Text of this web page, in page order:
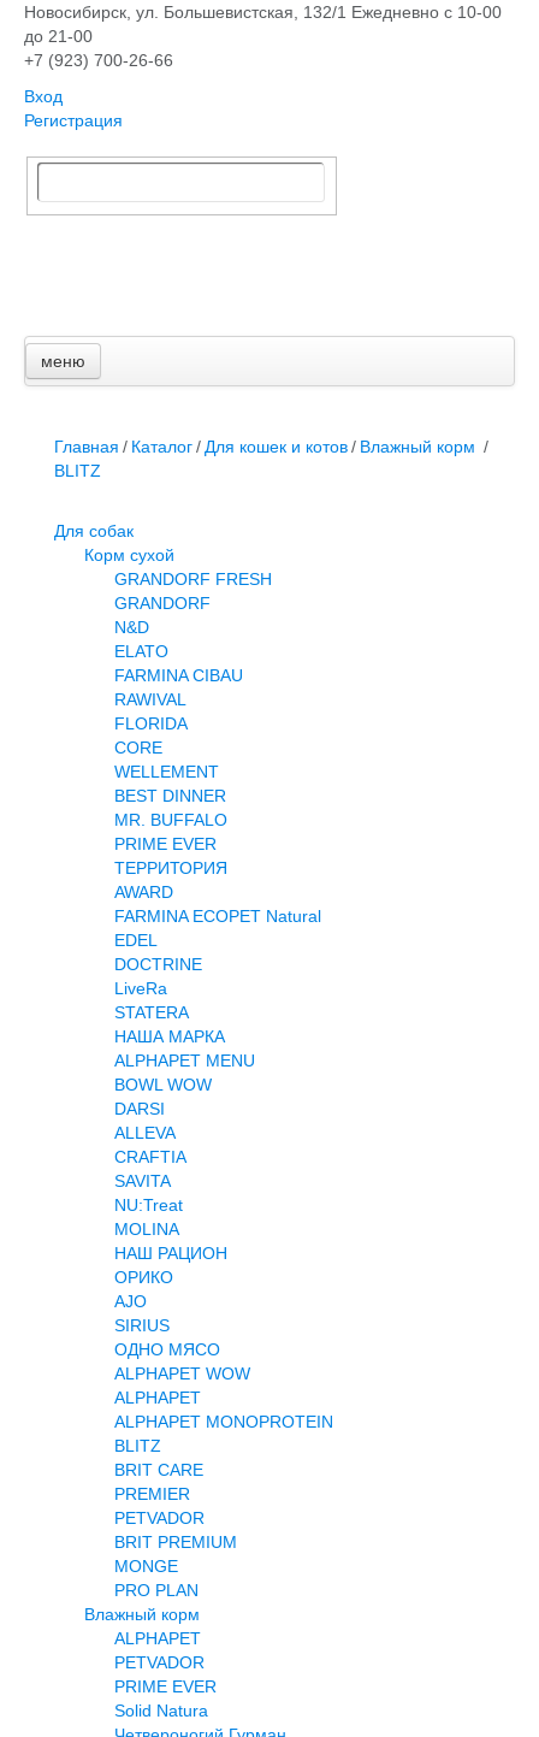
Новосибирск, ​ул. Большевистская, 132/1 Ежедневно с 10-00
до 21-00
+7 (923) 700-26-66
Вход
Регистрация
меню
Главная
Для собак
Для кошек и котов
Аквариумистика
Террариумистика
Вет аптека
Контакты
Главная / Каталог/Для кошек и котов/ Влажный корм /
BLITZ
Для собак
Корм сухой
GRANDORF FRESH
GRANDORF
N&D
ELATO
FARMINA CIBAU
RAWIVAL
FLORIDA
CORE
WELLEMENT
BEST DINNER
MR. BUFFALO
PRIME EVER
ТЕРРИТОРИЯ
AWARD
FARMINA ECOPET Natural
EDEL
DOCTRINE
LiveRa
STATERA
НАША МАРКА
ALPHAPET MENU
BOWL WOW
DARSI
ALLEVA
CRAFTIA
SAVITA
NU:Treat
MOLINA
НАШ РАЦИОН
ОРИКО
AJO
SIRIUS
ОДНО МЯСО
ALPHAPET WOW
ALPHAPET
ALPHAPET MONOPROTEIN
BLITZ
BRIT CARE
PREMIER
PETVADOR
BRIT PREMIUM
MONGE
PRO PLAN
Влажный корм
ALPHAPET
PETVADOR
PRIME EVER
Solid Natura